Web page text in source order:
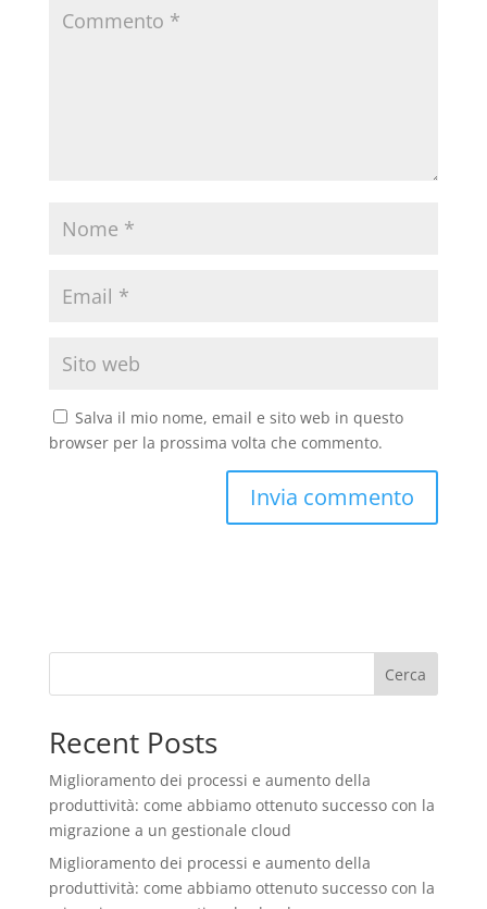
Salva il mio nome, email e sito web in questo
browser per la prossima volta che commento.
Cerca
Recent Posts
Miglioramento dei processi e aumento della
produttività: come abbiamo ottenuto successo con la
migrazione a un gestionale cloud
Miglioramento dei processi e aumento della
produttività: come abbiamo ottenuto successo con la